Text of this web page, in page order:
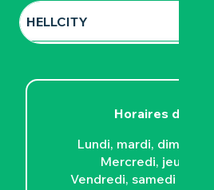
HELLCITY
Horaires
Lundi, mardi,
Mercredi, jeudi :
Vendredi, samedi : 12h